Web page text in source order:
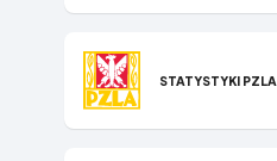
STATYSTYKI P​ZLA